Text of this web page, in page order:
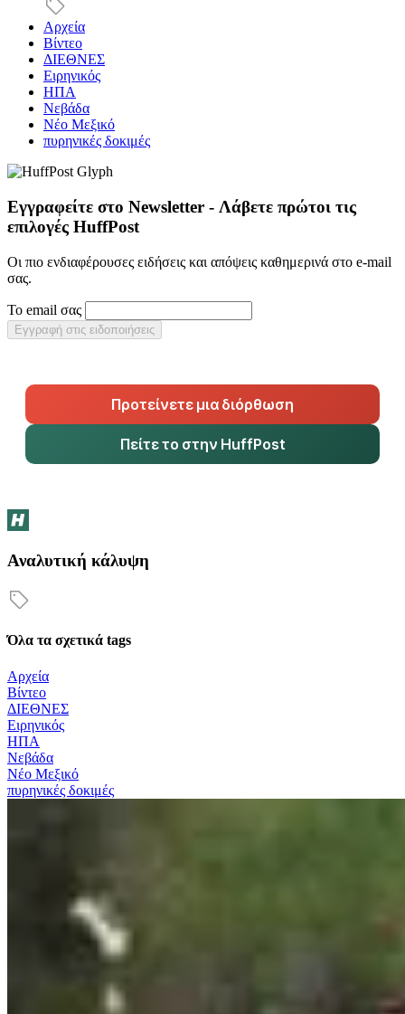
Αρχεία
Βίντεο
ΔΙΕΘΝΕΣ
Ειρηνικός
ΗΠΑ
Νεβάδα
Νέο Μεξικό
πυρηνικές δοκιμές
Εγγραφείτε στο Newsletter - Λάβετε πρώτοι τις
επιλογές HuffPost
Οι πιο ενδιαφέρουσες ειδήσεις και απόψεις καθημερινά στο e-mail
σας.
Το email σας
Εγγραφή στις ειδοποιήσεις
Προτείνετε μια διόρθωση
Πείτε το στην HuffPost
Αναλυτική κάλυψη
Όλα τα σχετικά tags
Αρχεία
Βίντεο
ΔΙΕΘΝΕΣ
Ειρηνικός
ΗΠΑ
Νεβάδα
Νέο Μεξικό
πυρηνικές δοκιμές